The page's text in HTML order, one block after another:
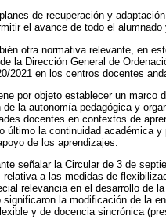
de recuperación y
el avance de todo el
otra normativa relevante, en
la Dirección General de
2021 en los centros docentes
por objeto establecer un
la autonomía pedagógica y
docentes en contextos de
último la continuidad académica
de los aprendizajes.
señalar la Circular de 3 de
a las medidas de
relevancia en el desarrollo de
la modificación de la
y de docencia sincrónica